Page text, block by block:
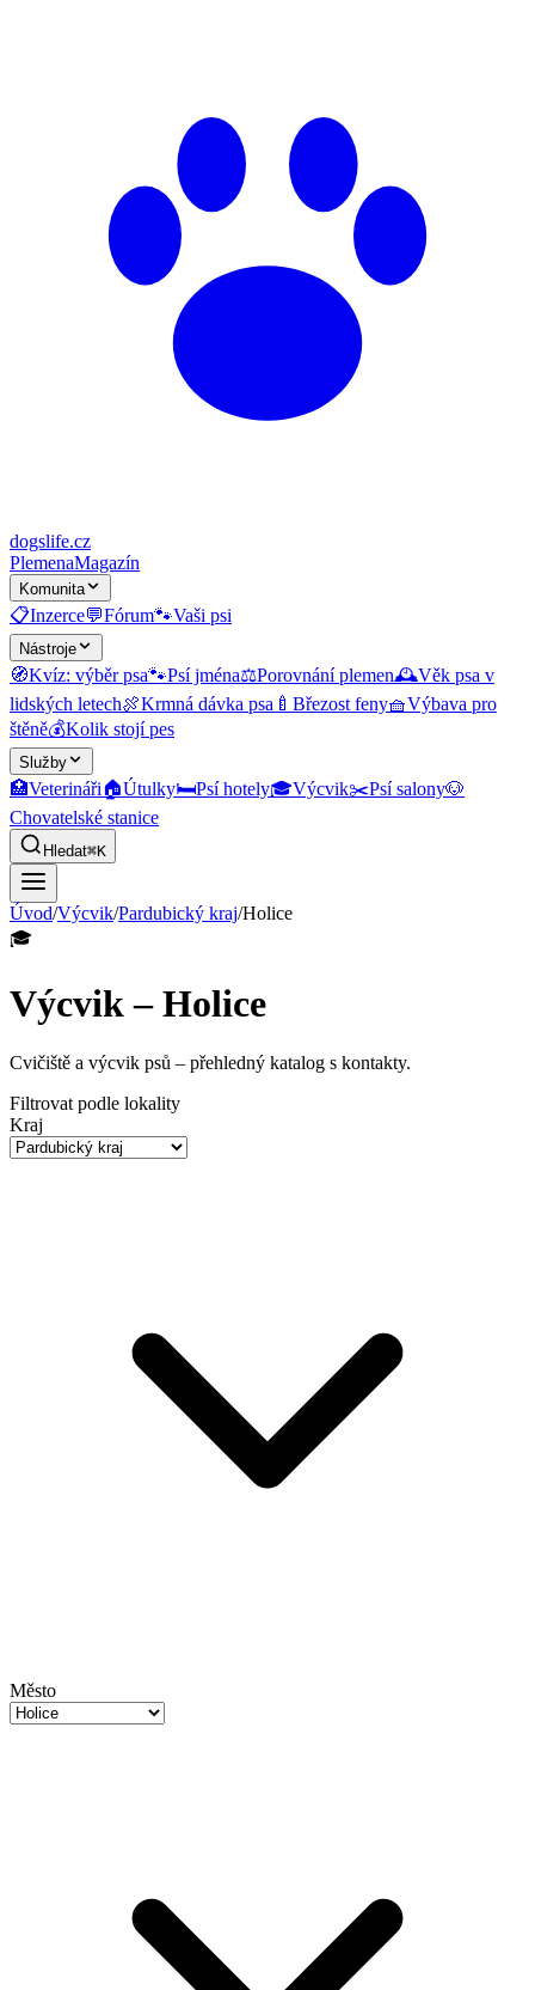
dogslife.cz
PlemenaMagazín
Komunita
📋Inzerce💬Fórum🐾Vaši psi
Nástroje
🧭Kvíz: výběr psa🐾Psí jména⚖️Porovnání plemen🕰️Věk psa v
lidských letech🍖Krmná dávka psa 🍼 Březost feny🧺Výbava pro
štěně💰Kolik stojí pes
Služby
🏥Veterináři🏠Útulky🛏️Psí hotely🎓Výcvik✂️Psí salony🐶
Chovatelské stanice
Hledat⌘K
Úvod/Výcvik/Pardubický kraj/Holice
🎓
Výcvik – Holice
Cvičiště a výcvik psů – přehledný katalog s kontakty.
Filtrovat podle lokality
Kraj
Město